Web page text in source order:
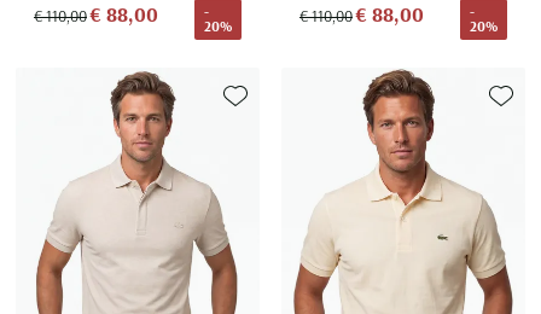
€ 110,00€ 88,00
-
20%
€ 110,00€ 88,00
-
20%
Toevoegen aan favorieten